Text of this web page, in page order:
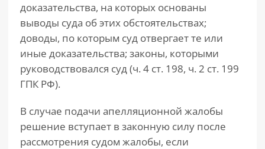
доказательства, на которых основаны
выводы суда об этих обстоятельствах;
доводы, по которым суд отвергает те или
иные доказательства; законы, которыми
руководствовался суд (ч. 4 ст. 198, ч. 2 ст. 199
ГПК РФ).
В случае подачи апелляционной жалобы
решение вступает в законную силу после
рассмотрения судом жалобы, если